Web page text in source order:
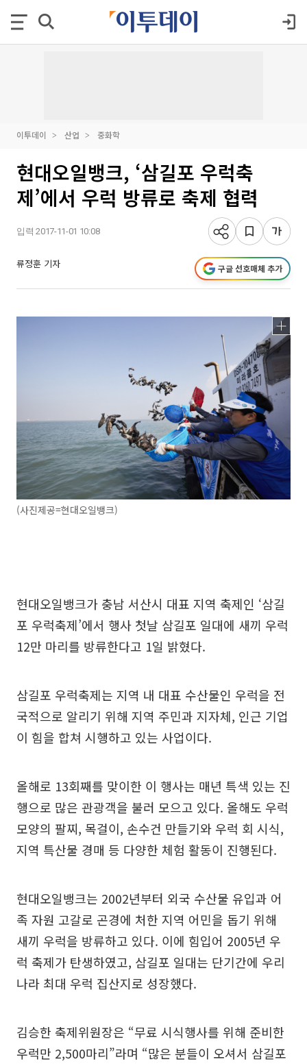
이투데이 산업 중화학
현대오일뱅크, ‘삼길포 우럭축
제’에서 우럭 방류로 축제 협력
입력 2017-11-01 10:08
류정훈 기자 구글 선호매체 추가
(사진제공=현대오일뱅크)
현대오일뱅크가 충남 서산시 대표 지역 축제인 ‘삼길
포 우럭축제’에서 행사 첫날 삼길포 일대에 새끼 우럭
12만 마리를 방류한다고 1일 밝혔다.
삼길포 우럭축제는 지역 내 대표 수산물인 우럭을 전
국적으로 알리기 위해 지역 주민과 지자체, 인근 기업
이 힘을 합쳐 시행하고 있는 사업이다.
올해로 13회째를 맞이한 이 행사는 매년 특색 있는 진
행으로 많은 관광객을 불러 모으고 있다. 올해도 우럭
모양의 팔찌, 목걸이, 손수건 만들기와 우럭 회 시식,
지역 특산물 경매 등 다양한 체험 활동이 진행된다.
현대오일뱅크는 2002년부터 외국 수산물 유입과 어
족 자원 고갈로 곤경에 처한 지역 어민을 돕기 위해
새끼 우럭을 방류하고 있다. 이에 힘입어 2005년 우
럭 축제가 탄생하였고, 삼길포 일대는 단기간에 우리
나라 최대 우럭 집산지로 성장했다.
김승한 축제위원장은 “무료 시식행사를 위해 준비한
우럭만 2,500마리”라며 “많은 분들이 오셔서 삼길포